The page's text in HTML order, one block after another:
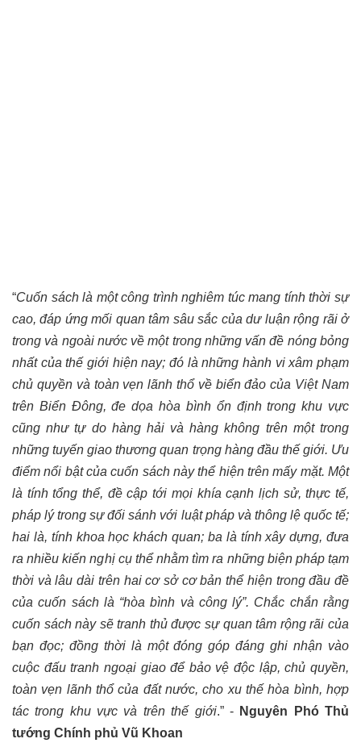
“Cuốn sách là một công trình nghiêm túc mang tính thời sự
cao, đáp ứng mối quan tâm sâu sắc của dư luận rộng rãi ở
trong và ngoài nước về một trong những vấn đề nóng bỏng
nhất của thế giới hiện nay; đó là những hành vi xâm phạm
chủ quyền và toàn vẹn lãnh thổ về biển đảo của Việt Nam
trên Biển Đông, đe dọa hòa bình ổn định trong khu vực
cũng như tự do hàng hải và hàng không trên một trong
những tuyến giao thương quan trọng hàng đầu thế giới. Ưu
điểm nổi bật của cuốn sách này thể hiện trên mấy mặt. Một
là tính tổng thể, đề cập tới mọi khía cạnh lịch sử, thực tế,
pháp lý trong sự đối sánh với luật pháp và thông lệ quốc tế;
hai là, tính khoa học khách quan; ba là tính xây dựng, đưa
ra nhiều kiến nghị cụ thể nhằm tìm ra những biện pháp tạm
thời và lâu dài trên hai cơ sở cơ bản thể hiện trong đầu đề
của cuốn sách là “hòa bình và công lý”. Chắc chắn rằng
cuốn sách này sẽ tranh thủ được sự quan tâm rộng rãi của
bạn đọc; đồng thời là một đóng góp đáng ghi nhận vào
cuộc đấu tranh ngoại giao để bảo vệ độc lập, chủ quyền,
toàn vẹn lãnh thổ của đất nước, cho xu thế hòa bình, hợp
tác trong khu vực và trên thế giới.” - Nguyên Phó Thủ
tướng Chính phủ Vũ Khoan